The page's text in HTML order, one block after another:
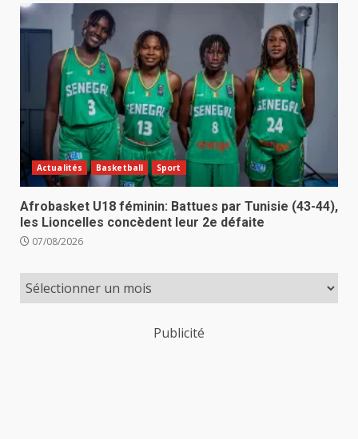
Actualités Basketball Sport
Afrobasket U18 féminin: Battues par Tunisie (43-44),
les Lioncelles concèdent leur 2e défaite
07/08/2026
Publicité